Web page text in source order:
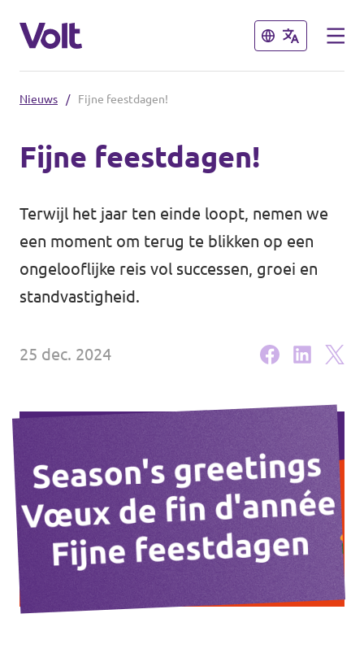
Sluiten
Nederlands
Onze lokale afdelingen
Volt Leuven
Volt Antwerpen
Volt West-Vlaanderen
Sluiten
Over Volt
Nieuws
Doneer
Word lid
Homepagina
Nieuws / Fijne feestdagen!
Fijne feestdagen!
Terwijl het jaar ten einde loopt, nemen we
een moment om terug te blikken op een
ongelooflijke reis vol successen, groei en
standvastigheid.
25 dec. 2024